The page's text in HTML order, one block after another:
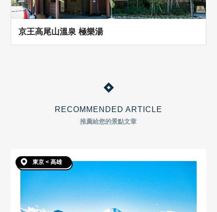
京王高尾山溫泉 極樂湯
RECOMMENDED ARTICLE
推薦給您的景點文章
東京 < 高雄